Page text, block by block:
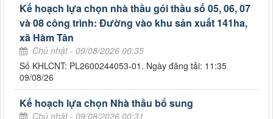
Kế hoạch lựa chọn nhà thầu gói thầu số 05, 06, 07
và 08 công trình: Đường vào khu sản xuất 141ha,
xã Hàm Tân
Chủ nhật - 09/08/2026 00:35
Số KHLCNT: PL2600244053-01. Ngày đăng tải: 11:35
09/08/26
Kế hoạch lựa chọn Nhà thầu bổ sung
Chủ nhật - 09/08/2026 00:31